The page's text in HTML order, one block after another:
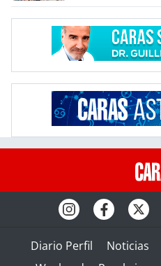
Diario Perfil Noticias